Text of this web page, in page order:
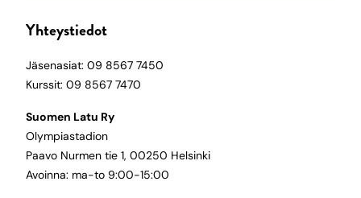
Yhteystiedot
Jäsenasiat: 09 8567 7450
Kurssit: 09 8567 7470
Suomen Latu Ry
Olympiastadion
Paavo Nurmen tie 1, 00250 Helsinki
Avoinna: ma-to 9:00-15:00